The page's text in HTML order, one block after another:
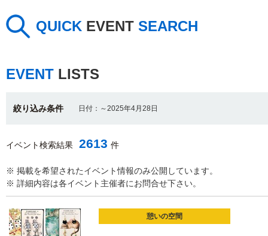
QUICK EVENT SEARCH
EVENT LISTS
絞り込み条件 日付：～2025年4月28日
イベント検索結果 2613 件
※ 掲載を希望されたイベント情報のみ公開しています。
※ 詳細内容は各イベント主催者にお問合せ下さい。
憩いの空間